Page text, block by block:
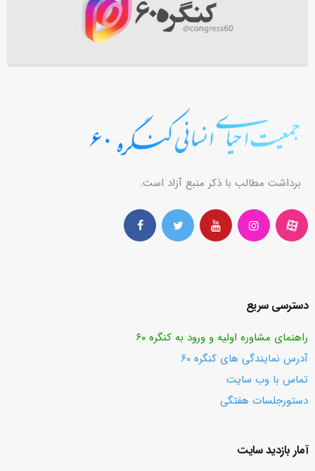
برداشت مطالب با ذکر منبع آزاد است.
دسترسی سریع
راهنمای مشاوره اولیه و ورود به کنگره ۶۰
آدرس نمایندگی های کنگره ۶۰
تماس با وب ‌سایت
دستورجلسات هفتگی
آمار بازدید سایت